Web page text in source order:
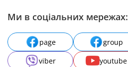
Ми в соціальних мережах:
page group
viber
youtube